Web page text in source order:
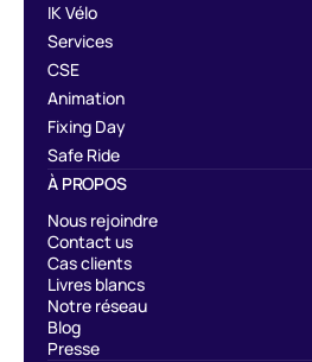
IK Vélo
Services
CSE
Animation
Fixing Day
Safe Ride
À PROPOS
Nous rejoindre
Contact us
Cas clients
Livres blancs
Notre réseau
Blog
Presse